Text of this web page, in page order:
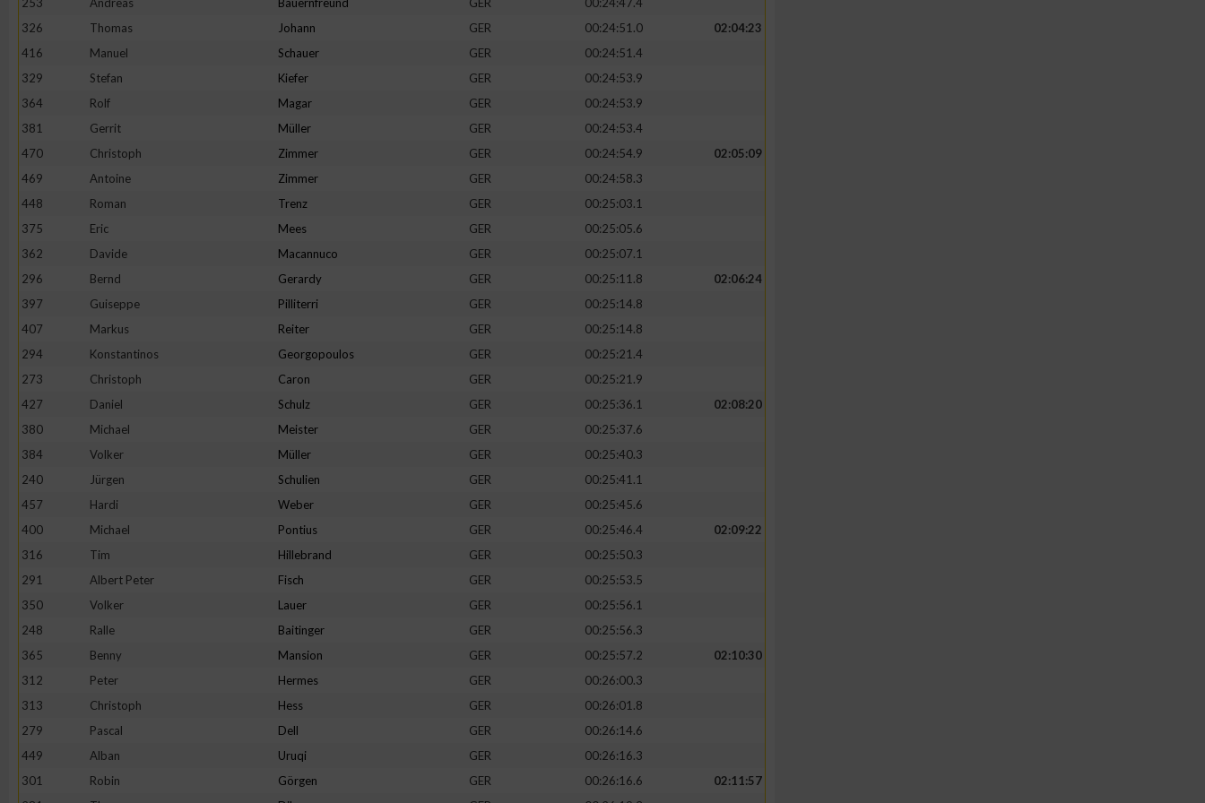
326
Thomas Johann GER 00:24:51.0
02:04:23
416
Manuel Schauer GER
00:24:51.4
329
Stefan Kiefer GER
00:24:53.9
364
Rolf Magar GER
00:24:53.9
381
Gerrit Müller GER
00:24:53.4
470
Christoph Zimmer GER 00:24:54.9
02:05:09
469
Antoine Zimmer GER
00:24:58.3
448
Roman Trenz GER
00:25:03.1
375
Eric Mees GER
00:25:05.6
362
Davide Macannuco GER
00:25:07.1
296
Bernd Gerardy GER 00:25:11.8
02:06:24
397
Guiseppe Pilliterri GER
00:25:14.8
407
Markus Reiter GER
00:25:14.8
294
Konstantinos Georgopoulos GER
00:25:21.4
273
Christoph Caron GER
00:25:21.9
427
Daniel Schulz GER 00:25:36.1
02:08:20
380
Michael Meister GER
00:25:37.6
384
Volker Müller GER
00:25:40.3
240
Jürgen Schulien GER
00:25:41.1
457
Hardi Weber GER
00:25:45.6
400
Michael Pontius GER 00:25:46.4
02:09:22
316
Tim Hillebrand GER
00:25:50.3
291
Albert Peter Fisch GER
00:25:53.5
350
Volker Lauer GER
00:25:56.1
248
Ralle Baitinger GER
00:25:56.3
365
Benny Mansion GER 00:25:57.2
02:10:30
312
Peter Hermes GER
00:26:00.3
313
Christoph Hess GER
00:26:01.8
279
Pascal Dell GER
00:26:14.6
449
Alban Uruqi GER
00:26:16.3
301
Robin Görgen GER 00:26:16.6
02:11:57
Erstellung von Profilen zur Personalisierung von Inhalten
Messung der Werbeleistung
Messung der Performance von Inhalten
Analyse von Zielgruppen durch Statistiken oder Kombinationen von Daten aus
Entwicklung und Verbesserung der Angebote
IAB-Besonderheiten:
Geräte anhand von aktiv angeforderten Informationen identifizieren
Nicht-IAB-Verarbeitungszwecke:
Notwendig
Performance
Funktional